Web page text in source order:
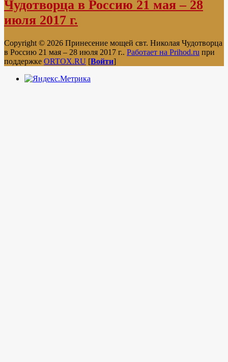
Чудотворца в Россию 21 мая – 28
июля 2017 г.
Copyright © 2026 Принесение мощей свт. Николая Чудотворца
в Россию 21 мая – 28 июля 2017 г.. Работает на Prihod.ru при
поддержке ORTOX.RU [Войти]